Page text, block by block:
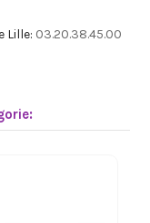
Lille: 03.20.38.45.00